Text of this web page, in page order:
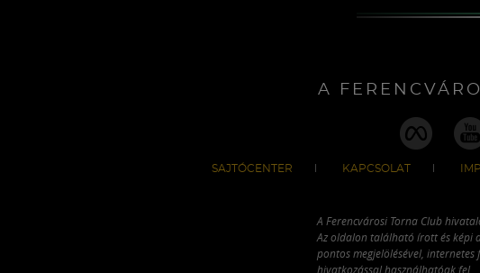
A
SAJTÓCENTER KAPCSOLAT
A Ferencvárosi Torna Club
Az oldalon található írott és képi
pontos megjelölésével, internetes
hivatkozással használhatóak fel.